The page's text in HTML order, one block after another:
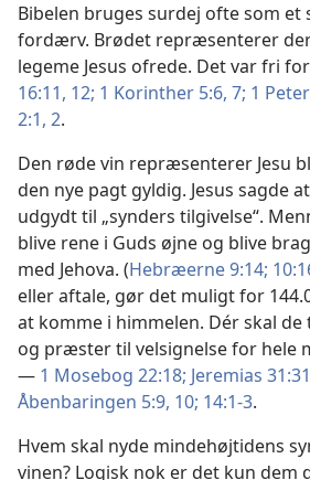
Bibelen bruges surdej ofte som et
fordærv. Brødet repræsenterer
legeme Jesus ofrede. Det var fri
16:11, 12; 1 Korinther 5:6, 7; 1
2:1, 2.
Den røde vin repræsenterer Jesu
den nye pagt gyldig. Jesus sagde
udgydt til „synders tilgivelse“.
blive rene i Guds øjne og blive
med Jehova. (Hebræerne 9:14;
eller aftale, gør det muligt for
at komme i himmelen. Dér skal
og præster til velsignelse for hele
— 1 Mosebog 22:18; Jeremias
Åbenbaringen 5:9, 10; 14:1-3.
Hvem skal nyde mindehøjtidens
vinen? Logisk nok er det kun dem